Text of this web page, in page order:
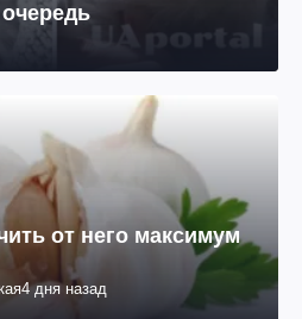
от него максимум
4 дня назад